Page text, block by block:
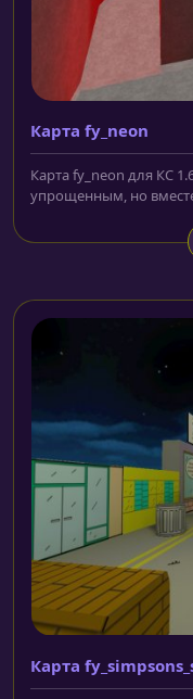
Карта fy_neon
Карта fy_neon для КС
упрощенным, но
Карта